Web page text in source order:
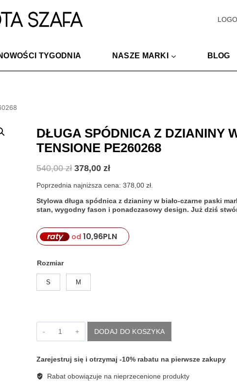
TYGODNIA NASZE MARKI BLOG
DŁUGA SPÓDNICA Z DZIANINY
TENSIONE PE260268
540,00zł Pierwotna
wynosiła:
378,00złAktualna
wynosi:
Poprzednia najniższa cena:378,00zł
Stylowa długa spódnica z dzianiny w biało-czarne paski
stan, wygodny fason i ponadczasowy design. Już dziś
raty od 10,96PLN
Rozmiar
S M
Długa
spódnica
dzianiny
paski
DODAJ DO KOSZYKA
Zarejestruj się i otrzymaj -10% rabatu na pierwsze zakupy
Rabat obowiązuje na nieprzecenione produkty
540,00 zł.
378,00 zł.